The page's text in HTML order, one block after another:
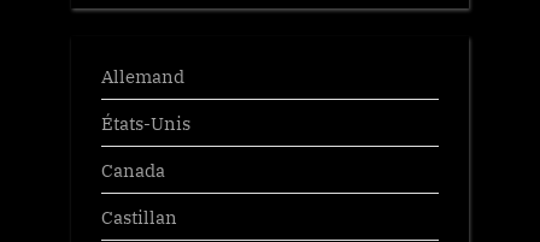
Allemand
États-Unis
Canada
Castillan